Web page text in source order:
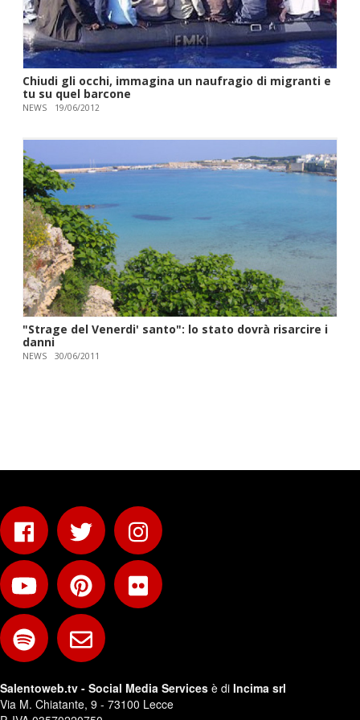
Chiudi gli occhi, immagina un naufragio di migranti e
tu su quel barcone
NEWS 19/06/2012
"Strage del Venerdi' santo": lo stato dovrà risarcire i
danni
NEWS 30/06/2011
Salentoweb.tv - Social Media Services è di Incima srl
Via M. Chiatante, 9 - 73100 Lecce